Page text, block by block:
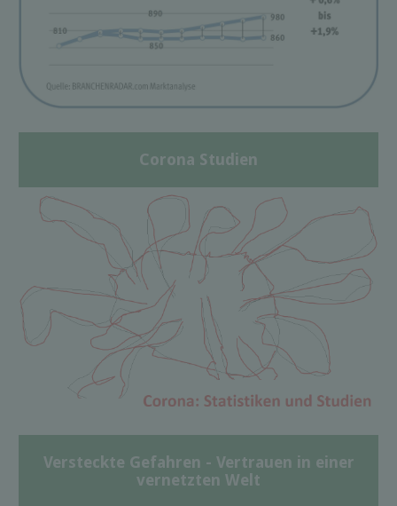
Corona Studien
Versteckte Gefahren - Vertrauen in einer
vernetzten Welt